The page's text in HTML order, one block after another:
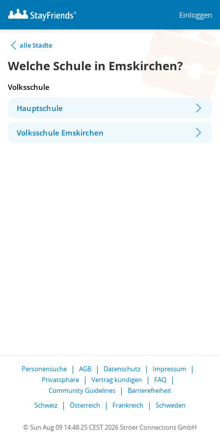
Einloggen
alle Städte
Welche Schule in Emskirchen?
Volksschule
Hauptschule
Volksschule Emskirchen
Personensuche AGB Datenschutz
Impressum
Privatsphäre
Vertrag kündigen
FAQ
Community Guidelines
Barrierefreiheit
Schweiz
Österreich Frankreich Schweden
© Sun Aug 09 14:48:25 CEST 2026 Ströer Connections GmbH